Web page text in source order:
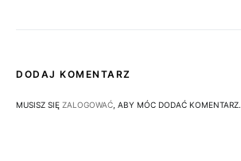
DODAJ KOMENTARZ
MUSISZ SIĘ ZALOGOWAĆ , ABY MÓC DODAĆ KOMENTARZ.